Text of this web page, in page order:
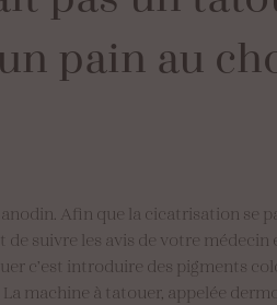
pain au
anodin. Afin que la cicatrisation se
suivre les avis de votre médecin
c’est introduire des pigments
machine à tatouer, appelée